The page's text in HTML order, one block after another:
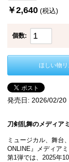
￥2,640 (税込)
個数:
ほしい物
発売日: 2026/02/20
刀剣乱舞のメディア
ミュージカル、舞
ONLINE』メディア
第1弾では、2025年